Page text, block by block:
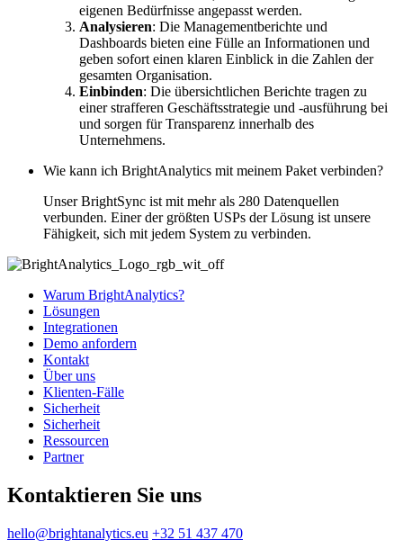
eigenen Bedürfnisse angepasst werden.
Analysieren: Die Managementberichte und
Dashboards bieten eine Fülle an Informationen und
geben sofort einen klaren Einblick in die Zahlen der
gesamten Organisation.
Einbinden: Die übersichtlichen Berichte tragen zu
einer strafferen Geschäftsstrategie und -ausführung bei
und sorgen für Transparenz innerhalb des
Unternehmens.
Wie kann ich BrightAnalytics mit meinem Paket verbinden?
Unser BrightSync ist mit mehr als 280 Datenquellen
verbunden. Einer der größten USPs der Lösung ist unsere
Fähigkeit, sich mit jedem System zu verbinden.
Warum BrightAnalytics?
Lösungen
Integrationen
Demo anfordern
Kontakt
Über uns
Klienten-Fälle
Sicherheit
Sicherheit
Ressourcen
Partner
Kontaktieren Sie uns
hello@brightanalytics.eu +32 51 437 470